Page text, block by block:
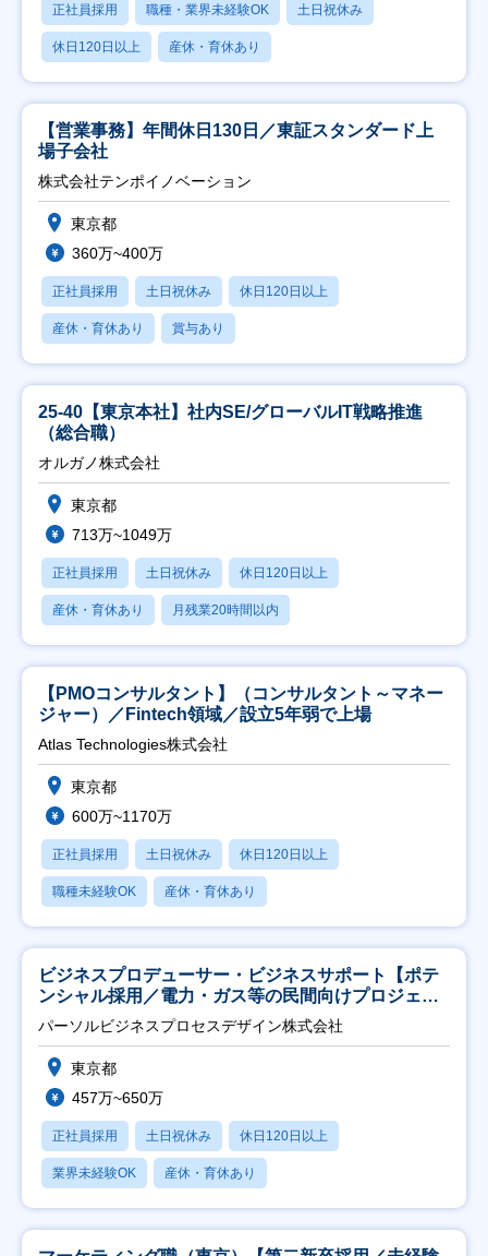
正社員採用 職種・業界未経験OK 土日祝休み
休日120日以上 産休・育休あり
【営業事務】年間休日130日／東証スタンダード上
場子会社
株式会社テンポイノベーション
東京都
360万~400万
正社員採用 土日祝休み 休日120日以上
産休・育休あり 賞与あり
25-40【東京本社】社内SE/グローバルIT戦略推進
（総合職）
オルガノ株式会社
東京都
713万~1049万
正社員採用 土日祝休み 休日120日以上
産休・育休あり 月残業20時間以内
【PMOコンサルタント】（コンサルタント～マネー
ジャー）／Fintech領域／設立5年弱で上場
Atlas Technologies株式会社
東京都
600万~1170万
正社員採用 土日祝休み 休日120日以上
職種未経験OK 産休・育休あり
ビジネスプロデューサー・ビジネスサポート【ポテ
ンシャル採用／電力・ガス等の民間向けプロジェク
ト推進】
パーソルビジネスプロセスデザイン株式会社
東京都
457万~650万
正社員採用 土日祝休み 休日120日以上
業界未経験OK 産休・育休あり